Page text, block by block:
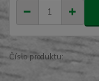
Číslo produktu: